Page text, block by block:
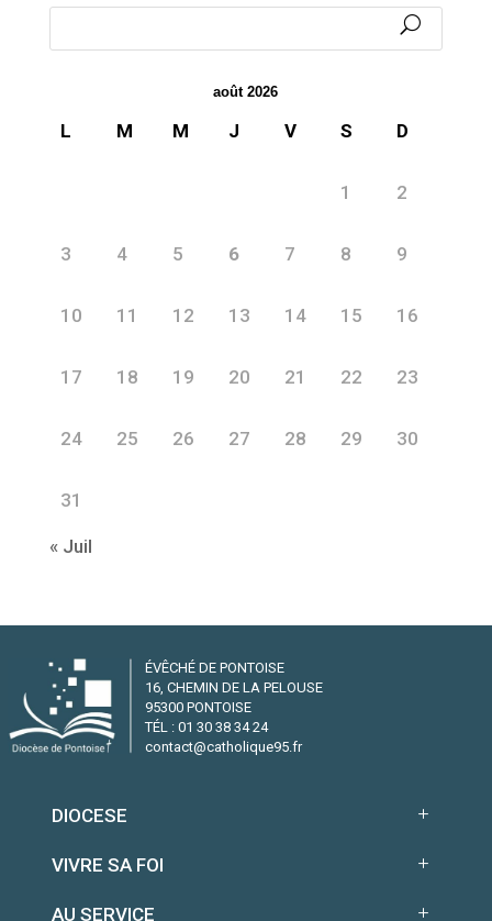
août 2026
L M M J V S D
1 2
3 4 5 6 7 8 9
10 11 12 13 14 15 16
17 18 19 20 21 22 23
24 25 26 27 28 29 30
31
« Juil
ÉVÊCHÉ DE PONTOISE
16, CHEMIN DE LA PELOUSE
95300 PONTOISE
TÉL : 01 30 38 34 24
contact@catholique95.fr
DIOCESE
VIVRE SA FOI
AU SERVICE